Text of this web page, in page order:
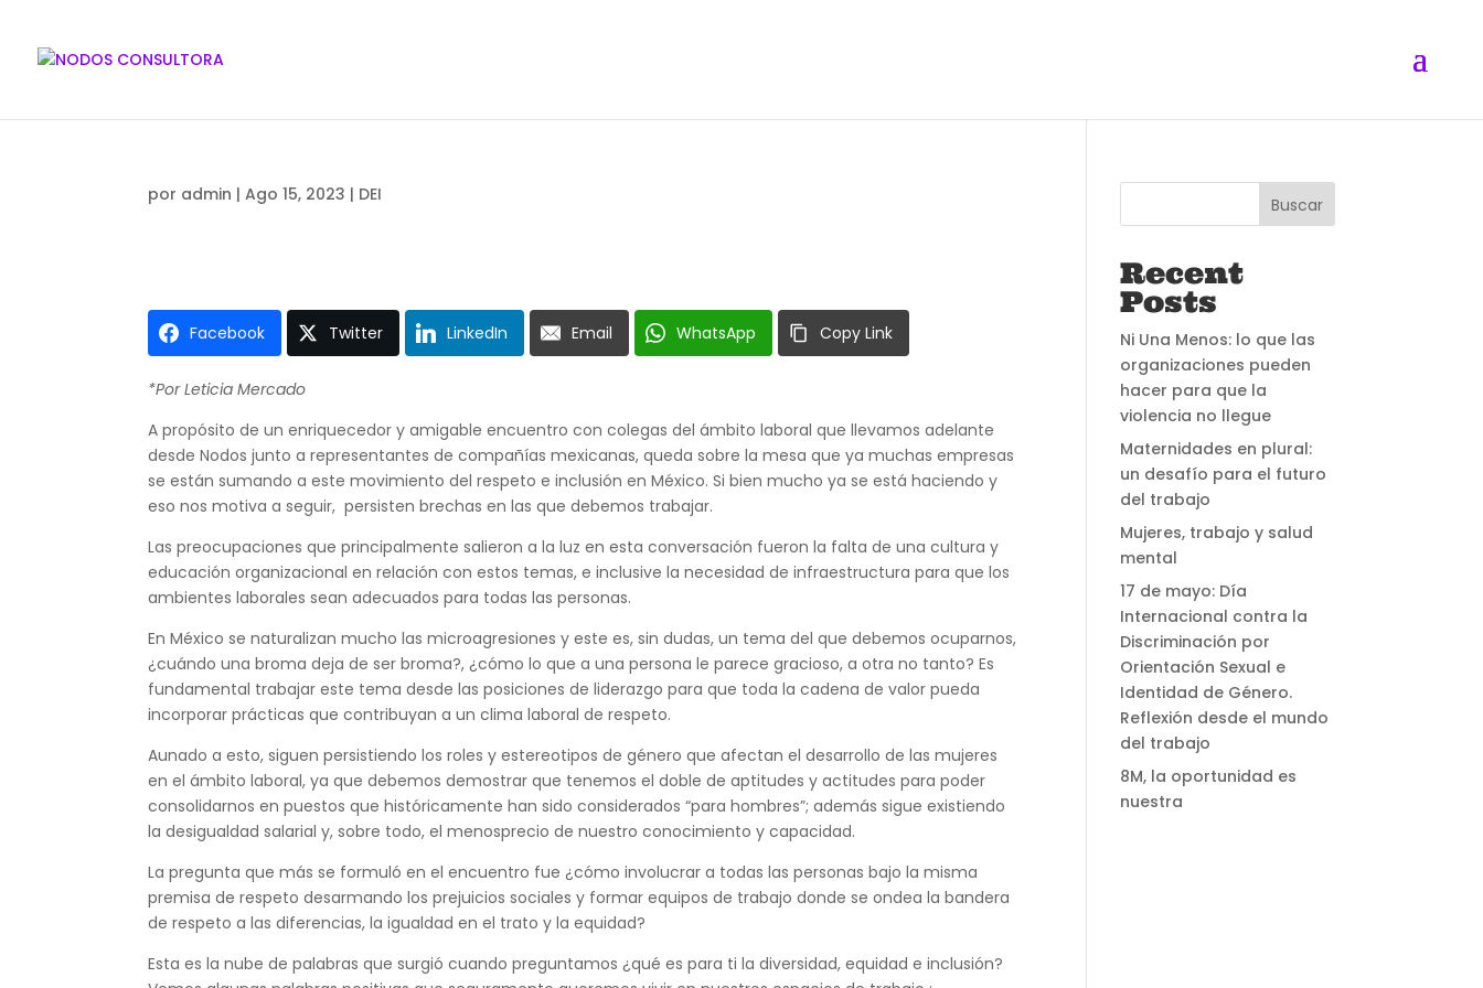
por admin |Ago 15, 2023 | DEI
Facebook Twitter LinkedIn Email WhatsApp Copy Link
*Por Leticia Mercado
A propósito de un enriquecedor y amigable encuentro con colegas del ámbito laboral que llevamos adelante
desde Nodos junto a representantes de compañías mexicanas, queda sobre la mesa que ya muchas empresas
se están sumando a este movimiento del respeto e inclusión en México. Si bien mucho ya se está haciendo y
eso nos motiva a seguir, persisten brechas en las que debemos trabajar.
Las preocupaciones que principalmente salieron a la luz en esta conversación fueron la falta de una cultura y
educación organizacional en relación con estos temas, e inclusive la necesidad de infraestructura para que los
ambientes laborales sean adecuados para todas las personas.
En México se naturalizan mucho las microagresiones y este es, sin dudas, un tema del que debemos ocuparnos,
¿cuándo una broma deja de ser broma?, ¿cómo lo que a una persona le parece gracioso, a otra no tanto? Es
fundamental trabajar este tema desde las posiciones de liderazgo para que toda la cadena de valor pueda
incorporar prácticas que contribuyan a un clima laboral de respeto.
Aunado a esto, siguen persistiendo los roles y estereotipos de género que afectan el desarrollo de las mujeres
en el ámbito laboral, ya que debemos demostrar que tenemos el doble de aptitudes y actitudes para poder
consolidarnos en puestos que históricamente han sido considerados “para hombres”; además sigue existiendo
la desigualdad salarial y, sobre todo, el menosprecio de nuestro conocimiento y capacidad.
La pregunta que más se formuló en el encuentro fue ¿cómo involucrar a todas las personas bajo la misma
premisa de respeto desarmando los prejuicios sociales y formar equipos de trabajo donde se ondea la bandera
de respeto a las diferencias, la igualdad en el trato y la equidad?
Esta es la nube de palabras que surgió cuando preguntamos ¿qué es para ti la diversidad, equidad e inclusión?
Buscar
Recent
Posts
Ni Una Menos: lo que las
organizaciones pueden
hacer para que la
violencia no llegue
Maternidades en plural:
un desafío para el futuro
del trabajo
Mujeres, trabajo y salud
mental
17 de mayo: Día
Internacional contra la
Discriminación por
Orientación Sexual e
Identidad de Género.
Reflexión desde el mundo
del trabajo
8M, la oportunidad es
nuestra